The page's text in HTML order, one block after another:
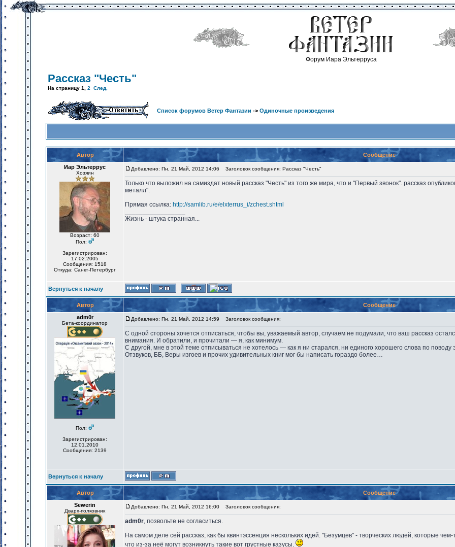
Форум Иара Эльтерруса
Рассказ "Честь"
На страницу 1 2 След.
Список форумов Ветер Фантазии -> Одиночные произведения
Автор
Сообщение
Иар Эльтеррус
Хозяин
Возраст: 60
Пол:
Зарегистрирован:
17.02.2005
Сообщения: 1518
Откуда: Санкт-Петербург
Добавлено: Пн, 21 Май, 2012 14:06 Заголовок сообщения: Рассказ "Честь"
Только что выложил на самиздат новый рассказ "Честь" из того же мира, что и "Первый звонок". рассказ
металл".
Прямая ссылка: http://samlib.ru/e/elxterrus_i/zchest.shtml
Жизнь - штука странная...
Вернуться к началу
Автор
Сообщение
adm0r
Бета-координатор
Пол:
Зарегистрирован:
12.01.2010
Сообщения: 2139
Добавлено: Пн, 21 Май, 2012 14:59 Заголовок сообщения:
С одной стороны хочется отписаться, чтобы вы, уважаемый автор, случаем не подумали, что ваш рассказ
внимания. И обратили, и прочитали — я, как минимум.
С другой, мне в этой теме отписываться не хотелось — как я ни старался, ни единого хорошего слова по
Отзвуков, ББ, Веры изгоев и прочих удивительных книг мог бы написать гораздо более…
Вернуться к началу
Автор
Сообщение
Sewerin
Дварх-полковник
Добавлено: Пн, 21 Май, 2012 16:00 Заголовок сообщения:
adm0r, позвольте не согласиться.
На самом деле сей рассказ, как бы квинтэссенция нескольких идей. "Безумцев" - творческих людей, которые
что из-за неё могут возникнуть такие вот грустные казусы.